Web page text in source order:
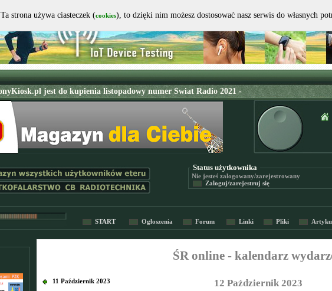
Status użytkownika
Nie jesteś zalogowany/zarejestrowany
Zaloguj/zarejestruj się
START Ogłoszenia Forum Linki Pliki
ŚR online - kalendarz
11 Październik 2023 12 Październik 2023
Ta strona używa ciasteczek (cookies), to dzięki nim możesz dostosować nasz serwis do własnych